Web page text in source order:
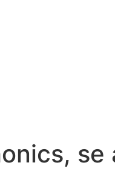
se